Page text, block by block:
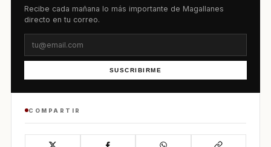
Recibe cada mañana lo más importante de Magallanes
directo en tu correo.
SUSCRIBIRME
COMPARTIR